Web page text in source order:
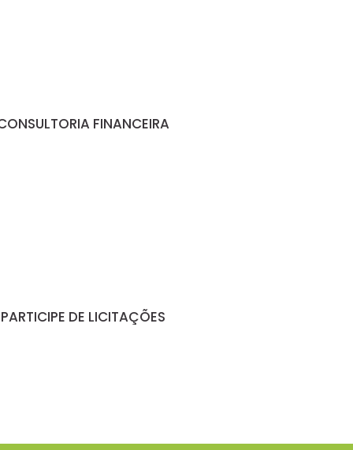
FINANCEIRA
PARTICIPE DE LICITAÇÕES